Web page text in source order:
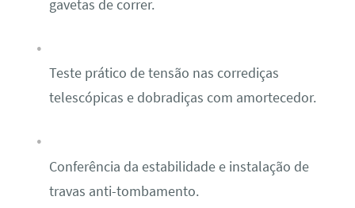
gavetas de correr.
Teste prático de tensão nas corrediças
telescópicas e dobradiças com amortecedor.
Conferência da estabilidade e instalação de
travas anti-tombamento.